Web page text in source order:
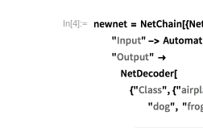
In[4]:=